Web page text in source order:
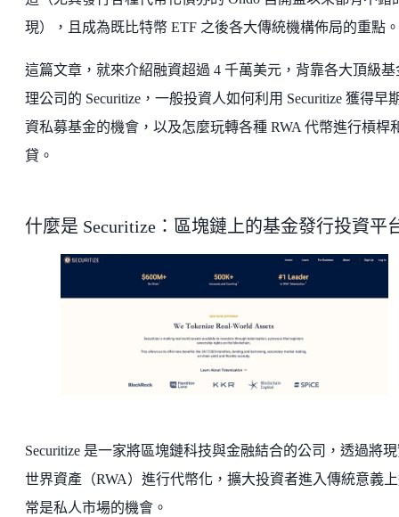
現），且成為既比特幣 ETF 之後各大傳統機構佈局的重點。
這篇文章，就來介紹融資超過 4 千萬美元，背靠各大頂級基
理公司的 Securitize，一般投資人如何利用 Securitize 獲得早
資私募基金的機會，以及怎麼玩轉各種 RWA 代幣進行槓桿
貸。
什麼是 Securitize：區塊鏈上的基金發行投資平
Securitize 是一家將區塊鏈科技與金融結合的公司，透過將
世界資產（RWA）進行代幣化，擴大投資者進入傳統意義
常是私人市場的機會。